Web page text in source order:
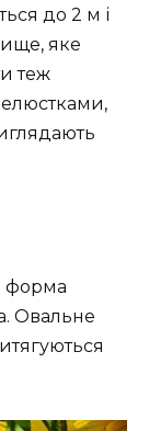
до 2 м і
яке
теж
форма
Овальне